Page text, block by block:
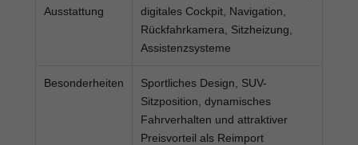
Ausstattung
digitales Cockpit, Navigation,
Rückfahrkamera, Sitzheizung,
Assistenzsysteme
Besonderheiten
Sportliches Design, SUV-
Sitzposition, dynamisches
Fahrverhalten und attraktiver
Preisvorteil als Reimport